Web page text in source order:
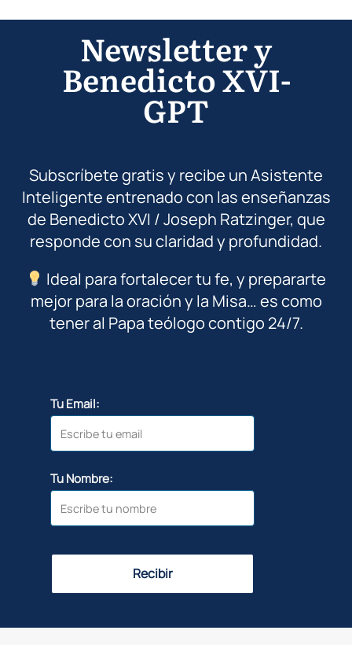
Newsletter y
Benedicto XVI-
GPT
Subscríbete gratis y recibe un Asistente
Inteligente entrenado con las enseñanzas
de Benedicto XVI / Joseph Ratzinger, que
responde con su claridad y profundidad.
Ideal para fortalecer tu fe, y prepararte
mejor para la oración y la Misa… es como
tener al Papa teólogo contigo 24/7.
Tu Email:
Tu Nombre:
Recibir